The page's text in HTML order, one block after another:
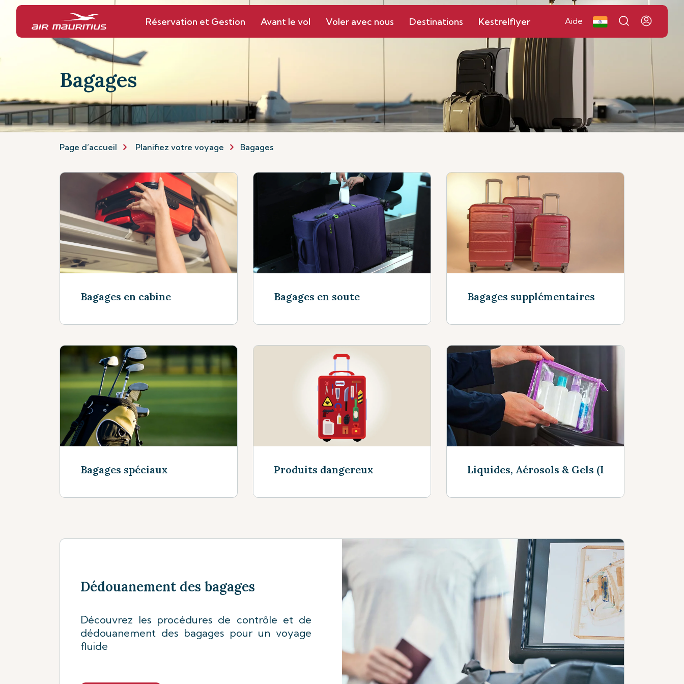
Réservation et Gestion Avant le vol Voler avec nous Destinations Kestrelflyer Aide
Bagages
Page d’accueil Planifiez votre voyage Bagages
Bagages en cabine
Voir plus
Bagages en soute
Voir plus
Bagages supplémentaires
Voir plus
Bagages spéciaux Produits dangereux Liquides, Aérosols & Gels (LAGs)
Voir plus
Dédouanement des bagages
Découvrez les procédures de contrôle et de
dédouanement des bagages pour un voyage
fluide